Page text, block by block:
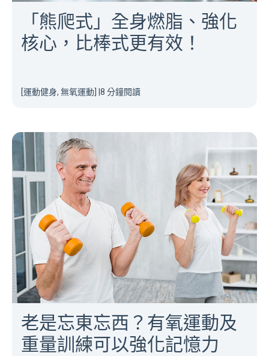
「熊爬式」全身燃脂、強化
核心，比棒式更有效！
[運動健身, 無氧運動] 8 分鐘閱讀
老是忘東忘西？有氧運動及
重量訓練可以強化記憶力